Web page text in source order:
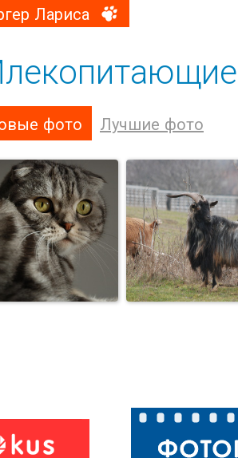
Лариса
фото Лучшие фото
Кот Армаша.
Красавчик.